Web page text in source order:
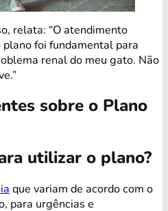
relata: “O atendimento
foi fundamental para
renal do meu gato. Não
sobre o Plano
utilizar o plano?
que variam de acordo com o
para urgências e